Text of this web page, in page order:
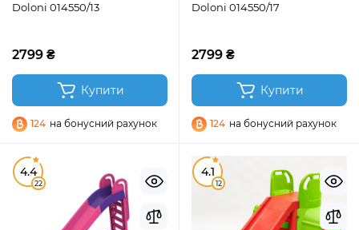
Doloni 014550/13
2799 ₴
Купити
124 на бонусний рахунок
Doloni 014550/17
2799 ₴
Купити
124 на бонусний рахунок
4.4
22
4.1
12